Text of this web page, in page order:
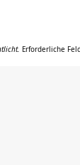
Erforderliche